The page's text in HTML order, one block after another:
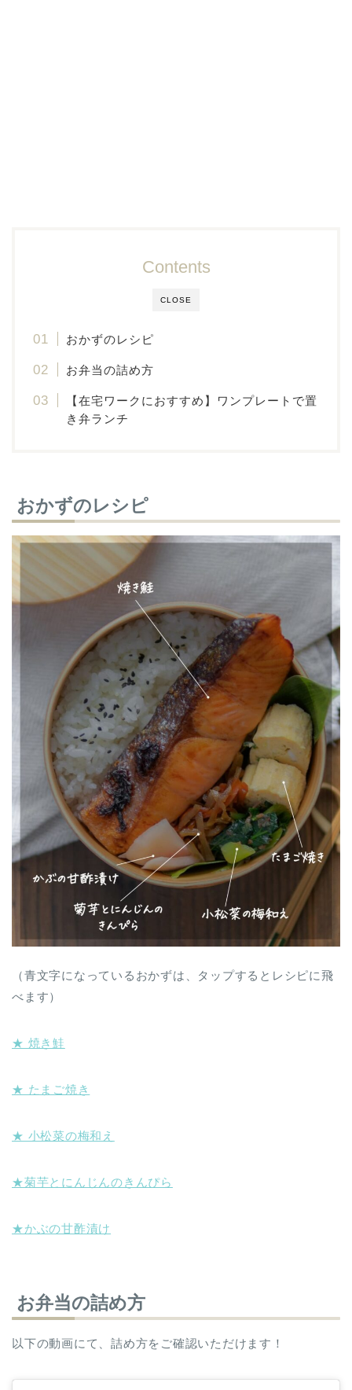
CLOSE
Contents
おかずのレシピ
お弁当の詰め方
【在宅ワークにおすすめ】ワンプレートで置
き弁ランチ
おかずのレシピ
（青文字になっているおかずは、タップするとレシピに飛
べます）
★ 焼き鮭
★ たまご焼き
★ 小松菜の梅和え
★菊芋とにんじんのきんぴら
★かぶの甘酢漬け
お弁当の詰め方
以下の動画にて、詰め方をご確認いただけます！